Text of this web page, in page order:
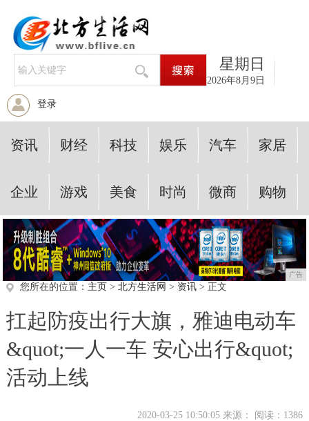
星期日
2026年8月9日
登录
资讯 财经 科技 娱乐 汽车 家居
企业 游戏 美食 时尚 微商 购物
广告
您所在的位置： 主页 > 北方生活网 > 资讯> 正文
扛起防疫出行大旗，雅迪电动车
&quot;一人一车 安心出行&quot;
活动上线
2020-03-25 10:50:05 来源： 阅读：1386